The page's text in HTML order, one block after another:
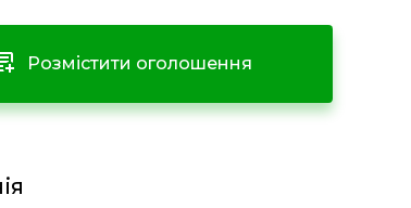
Розмістити оголошення